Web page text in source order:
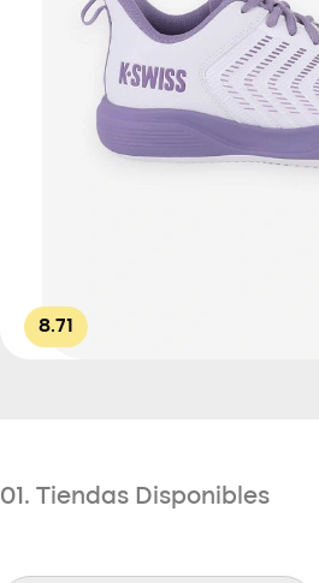
8.71
01. Tiendas Disponibles